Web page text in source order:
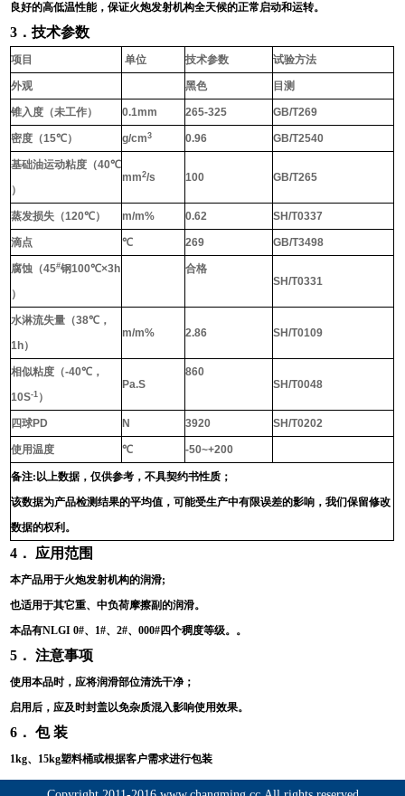
良好的高低温性能，保证火炮发射机构全天候的正常启动和运转。
3 ．技术参数
项目 单位 技术参数 试验方法
外观 黑色 目测
锥入度（未工作） 0.1mm 265-325 GB/T269
密度（15℃） g/cm3 0.96 GB/T2540
基础油运动粘度（40℃
）
mm2/s 100 GB/T265
蒸发损失（120℃） m/m% 0.62 SH/T0337
滴点 ℃ 269 GB/T3498
腐蚀（45#钢100℃×3h
）
合格
SH/T0331
水淋流失量（38℃，
1h）
m/m% 2.86 SH/T0109
相似粘度（-40℃ ，
10S-1 ）
Pa.S
860
SH/T0048
四球PD N 3920 SH/T0202
使用温度 ℃ -50~+200
备注:以上数据，仅供参考，不具契约书性质；
该数据为产品检测结果的平均值，可能受生产中有限误差的影响，我们保留修改
数据的权利。
4 ． 应用范围
本产品用于火炮发射机构的润滑;
也适用于其它重、中负荷摩擦副的润滑。
本品有NLGI 0#、 1#、2#、000#四个稠度等级。。
5 ． 注意事项
使用本品时，应将润滑部位清洗干净；
启用后，应及时封盖以免杂质混入影响使用效果。
6 ． 包 装
1kg、 15kg塑料桶或根据客户需求进行包装